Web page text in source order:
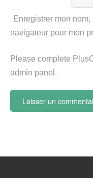
Enregistrer mon
navigateur pour mon
Please complete
admin panel.